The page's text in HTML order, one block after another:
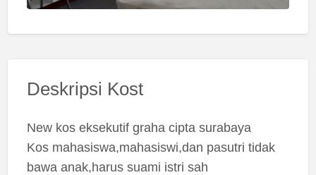
Deskripsi Kost
New kos eksekutif graha cipta surabaya
Kos mahasiswa,mahasiswi,dan pasutri tidak
bawa anak,harus suami istri sah